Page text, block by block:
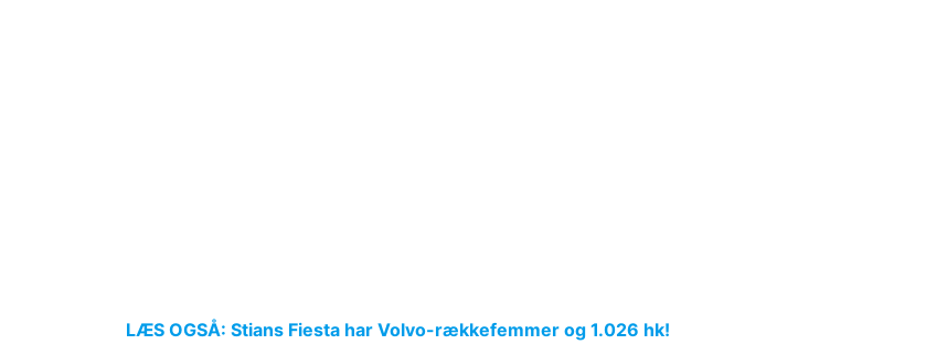
LÆS OGSÅ: Stians Fiesta har Volvo-rækkefemmer og 1.026 hk!